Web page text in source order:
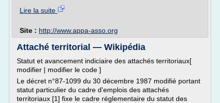
Lire la suite
Site : http://www.appa-asso.org
Attaché territorial — Wikipédia
Statut et avancement indiciaire des attachés territoriaux[
modifier | modifier le code ]
Le décret n°87-1099 du 30 décembre 1987 modifié portant
statut particulier du cadre d'emplois des attachés
territoriaux [1] fixe le cadre réglementaire du statut des